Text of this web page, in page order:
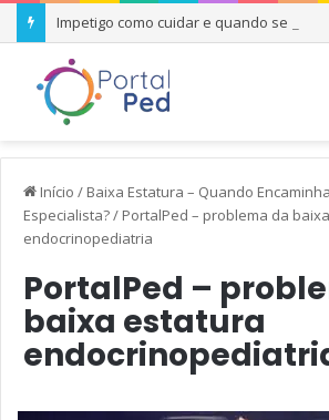
Impetigo como cuidar e quando se
Início / Baixa Estatura – Quando
Especialista?/ PortalPed – problema da
endocrinopediatria
PortalPed –
baixa estatura